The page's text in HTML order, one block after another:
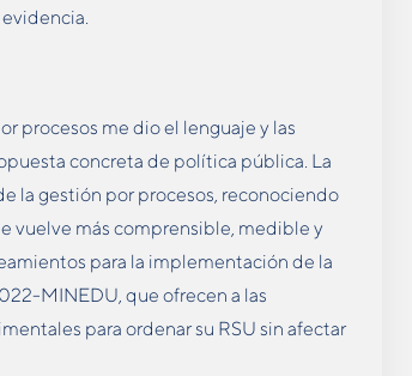
procesos me dio el lenguaje y las
concreta de política pública. La
la gestión por procesos, reconociendo
vuelve más comprensible, medible y
para la implementación de la
MINEDU, que ofrecen a las
para ordenar su RSU sin afectar